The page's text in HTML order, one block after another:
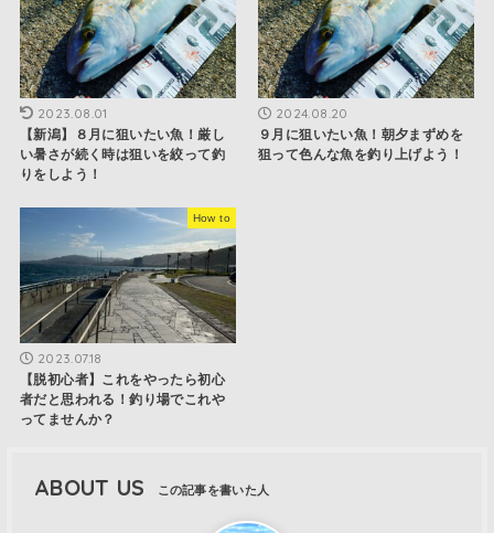
2023.08.01
【新潟】８月に狙いたい魚！厳し
い暑さが続く時は狙いを絞って釣
りをしよう！
2024.08.20
９月に狙いたい魚！朝夕まずめを
狙って色んな魚を釣り上げよう！
How to
2023.07.18
【脱初心者】これをやったら初心
者だと思われる！釣り場でこれや
ってませんか？
ABOUT US